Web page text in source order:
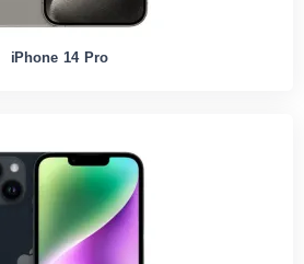
iPhone 14 Pro